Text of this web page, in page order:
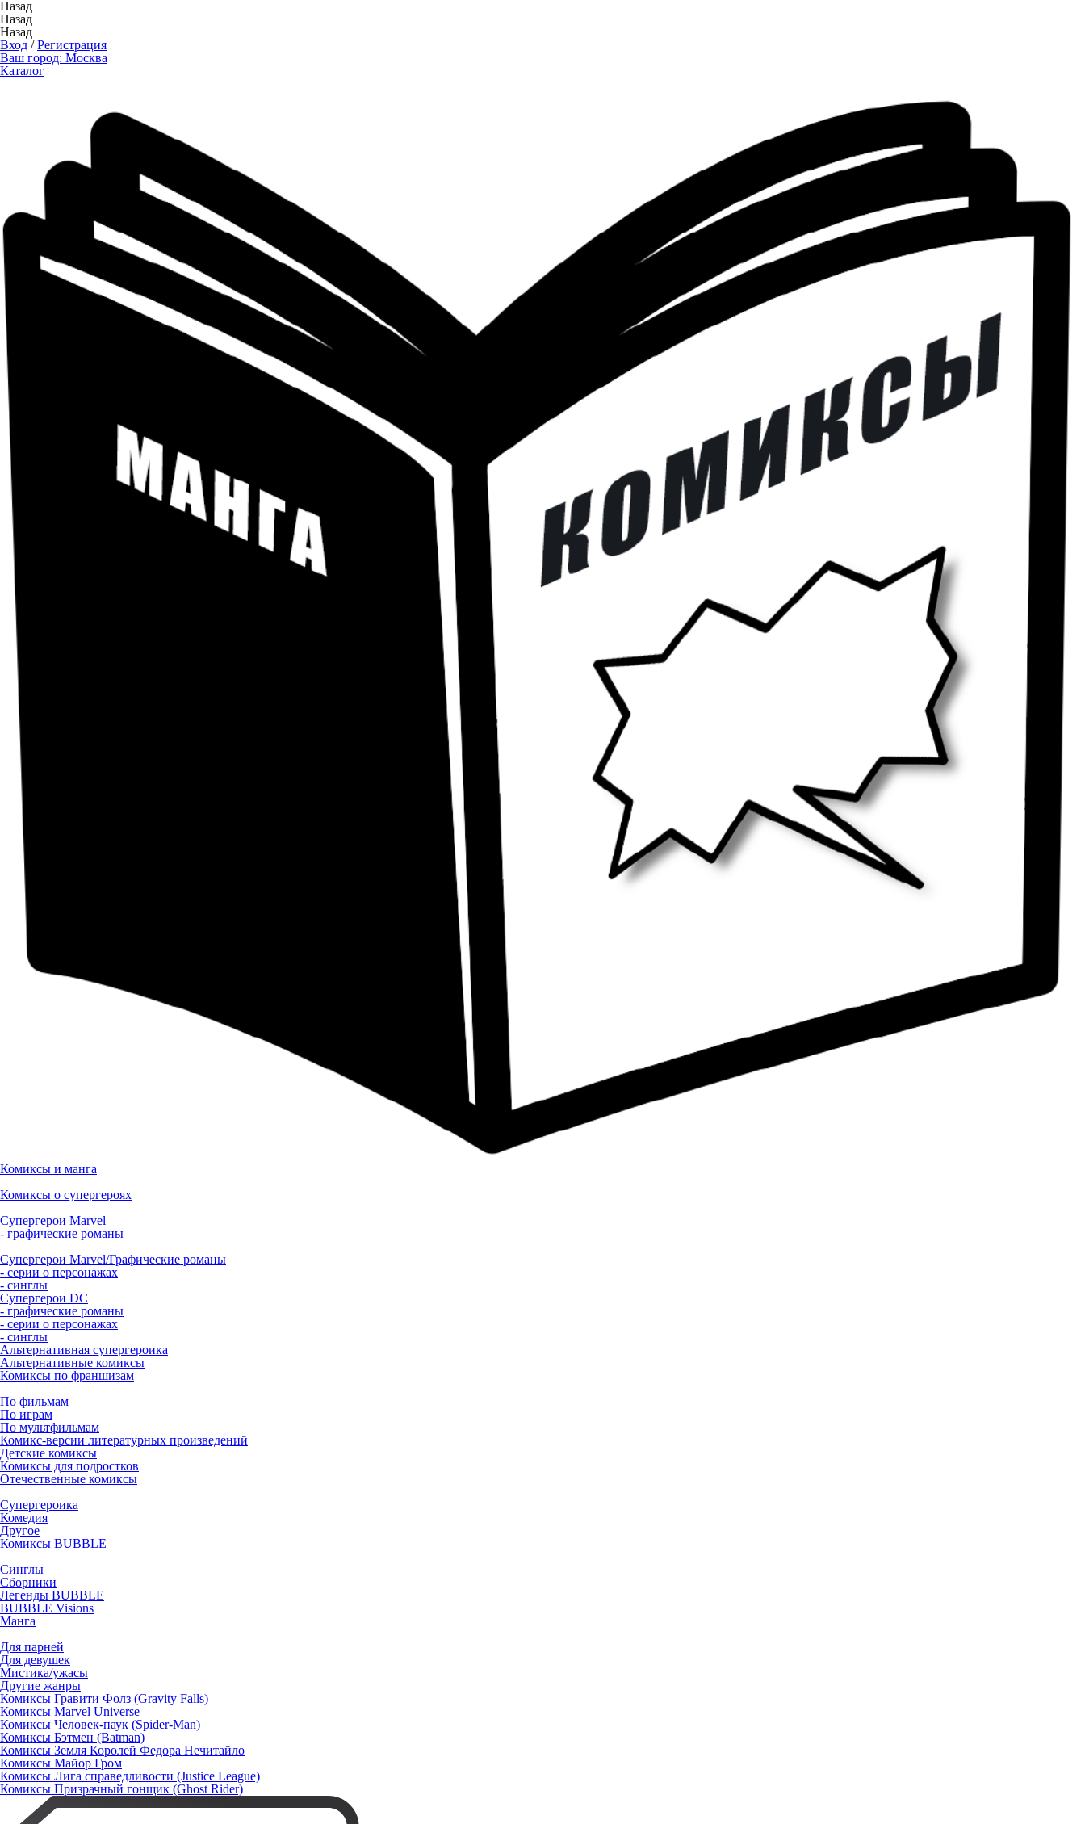
Назад
Назад
Назад
Вход /Регистрация
Ваш город: Москва
Каталог
Комиксы и манга
Комиксы о супергероях
Супергерои Marvel
- графические романы
Супергерои Marvel/Графические романы
- серии о персонажах
- синглы
Супергерои DC
- графические романы
- серии о персонажах
- синглы
Альтернативная супергероика
Альтернативные комиксы
Комиксы по франшизам
По фильмам
По играм
По мультфильмам
Комикс-версии литературных произведений
Детские комиксы
Комиксы для подростков
Отечественные комиксы
Супергероика
Комедия
Другое
Комиксы BUBBLE
Синглы
Сборники
Легенды BUBBLE
BUBBLE Visions
Манга
Для парней
Для девушек
Мистика/ужасы
Другие жанры
Комиксы Гравити Фолз (Gravity Falls)
Комиксы Marvel Universe
Комиксы Человек-паук (Spider-Man)
Комиксы Бэтмен (Batman)
Комиксы Земля Королей Федора Нечитайло
Комиксы Майор Гром
Комиксы Лига справедливости (Justice League)
Комиксы Призрачный гонщик (Ghost Rider)